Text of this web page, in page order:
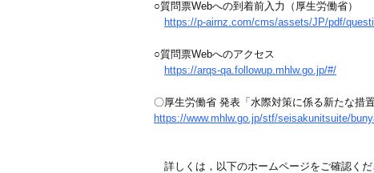
○質問票Webへの到着前入力（厚生労働省）
https://p-airnz.com/cms/assets/JP/pdf/
○質問票Webへのアクセス
https://arqs-qa.followup.mhlw.go.jp/#/
〇厚生労働省 発表「水際対策に係る新たな措置
https://www.mhlw.go.jp/stf/seisakunitsuite/
詳しくは，以下のホームページをご確認くだ